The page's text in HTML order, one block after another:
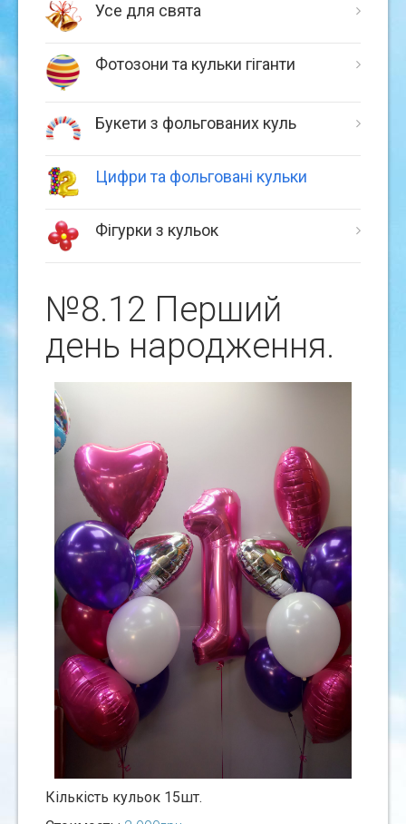
Усе для свята
Фотозони та кульки гіганти
Букети з фольгованих куль
Цифри та фольговані кульки
Фігурки з кульок
№8.12 Перший
день народження.
Кiлькiсть кульок 15шт.